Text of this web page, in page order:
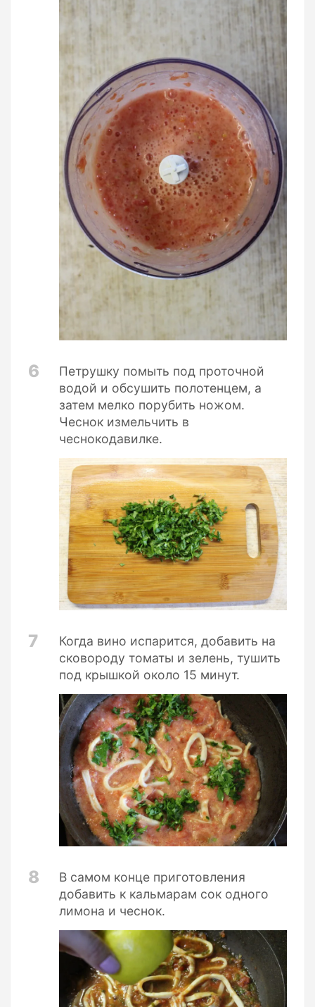
6
Петрушку помыть под проточной
водой и обсушить полотенцем, а
затем мелко порубить ножом.
Чеснок измельчить в
чеснокодавилке.
7
Когда вино испарится, добавить на
сковороду томаты и зелень, тушить
под крышкой около 15 минут.
8
В самом конце приготовления
добавить к кальмарам сок одного
лимона и чеснок.